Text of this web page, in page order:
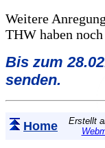
Weitere
THW haben
Bis zum
senden.
Home
Erstellt